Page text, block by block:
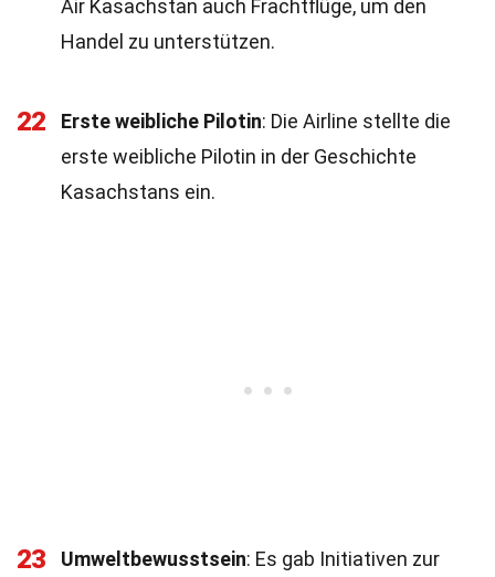
Air Kasachstan auch Frachtflüge, um den
Handel zu unterstützen.
22 Erste weibliche Pilotin: Die Airline stellte die
erste weibliche Pilotin in der Geschichte
Kasachstans ein.
23 Umweltbewusstsein: Es gab Initiativen zur